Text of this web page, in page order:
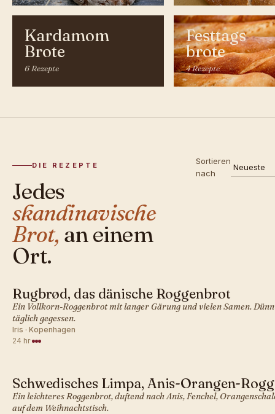
Kardamom
Brote
6 Rezepte
Festtags
brote
4 Rezepte
DIE REZEPTE
Jedes
skandinavische
Brot, an einem
Ort.
Sortieren
nach
SKANDINAVISCH · BROT
Rugbrød, das dänische Roggenbrot
Ein Vollkorn-Roggenbrot mit langer Gärung und vielen Samen.
täglich gegessen.
Iris · Kopenhagen
24 hr·
SKANDINAVISCH · BROT
Schwedisches Limpa, Anis-Orangen-
Ein leichteres Roggenbrot, duftend nach Anis, Fenchel,
auf dem Weihnachtstisch.